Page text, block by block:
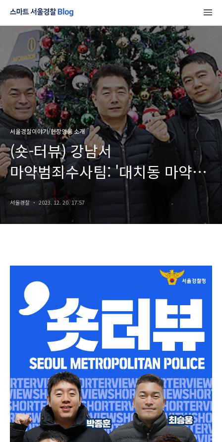
서울경찰이야기/현장영웅 소개
(숏-터뷰) 강남서
마약범죄수사팀: '대치동 마약
음료'제조범, 택배 상자 하나로
잡았다
서울경찰 2023. 12. 20. 17:57